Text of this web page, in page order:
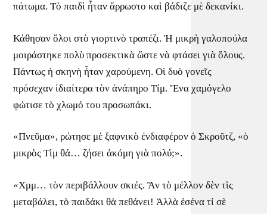
πάτωμα. Τὸ παιδὶ ἦταν ἄρρωστο καὶ βάδιζε μὲ δεκανίκι.
Κάθησαν ὅλοι στὸ γιορτινὸ τραπέζι. Ἡ μικρὴ γαλοπούλα
μοιράστηκε πολὺ προσεκτικὰ ὥστε νὰ φτάσει γιὰ ὅλους.
Πάντως ἡ σκηνὴ ἦταν χαρούμενη. Οἱ δυὸ γονεῖς
πρόσεχαν ἰδιαίτερα τὸν ἀνάπηρο Τίμ. Ἕνα χαμόγελο
φώτισε τὸ χλωμό του προσωπάκι.
«Πνεῦμα», ρώτησε μὲ ξαφνικὸ ἐνδιαφέρον ὁ Σκροῦτζ, «ὁ
μικρὸς Τὶμ θά… ζήσει ἀκόμη γιὰ πολύ;».
«Χμμ… τὸν περιβάλλουν σκιές. Ἂν τὸ μέλλον δὲν τὶς
μεταβάλει, τὸ παιδάκι θὰ πεθάνει! Ἀλλὰ ἐσένα τί σὲ